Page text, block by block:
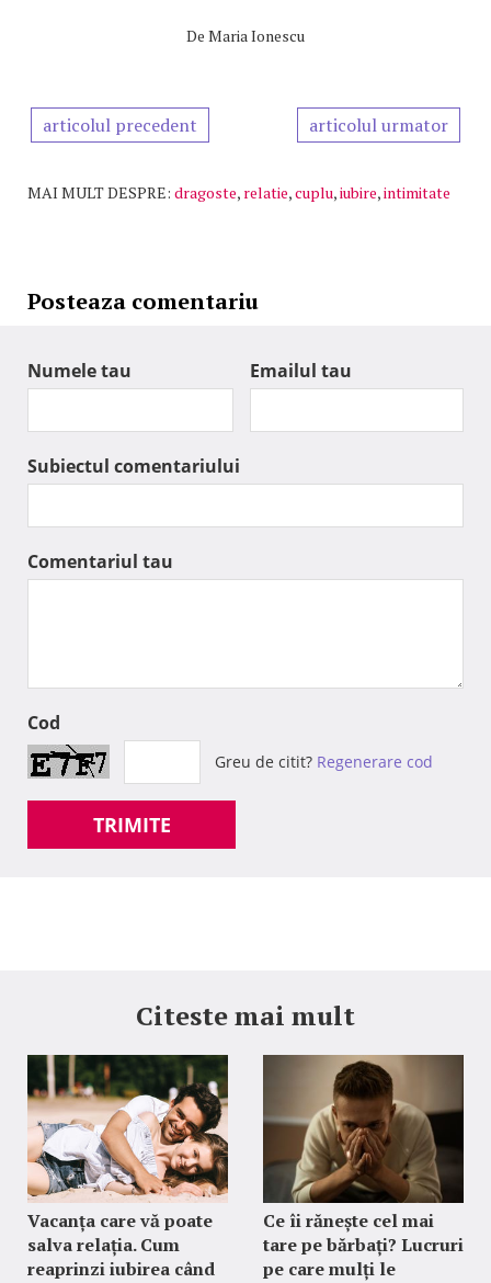
De Maria Ionescu
articolul precedent articolul urmator
MAI MULT DESPRE: dragoste, relatie,cuplu,iubire,intimitate
Posteaza comentariu
Numele tau Emailul tau
Subiectul comentariului
Comentariul tau
Cod
Greu de citit? Regenerare cod
TRIMITE
Citeste mai mult
Vacanța care vă poate
salva relația. Cum
reaprinzi iubirea când
Ce îi rănește cel mai
tare pe bărbați? Lucruri
pe care mulți le